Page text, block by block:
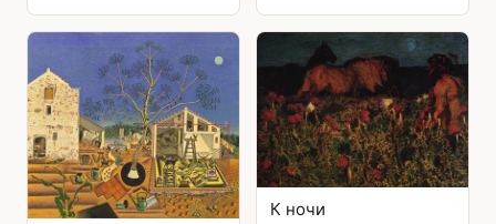
К ночи